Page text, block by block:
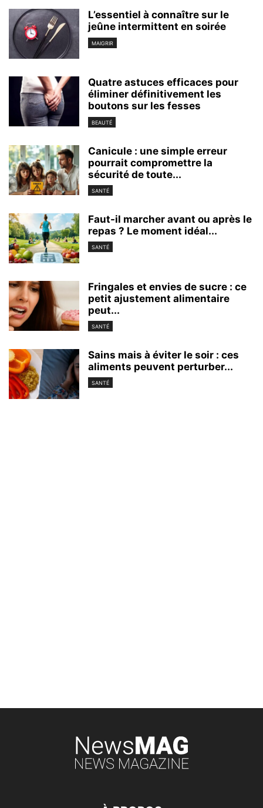
L’essentiel à connaître sur le
jeûne intermittent en soirée
MAIGRIR
Quatre astuces efficaces pour
éliminer définitivement les
boutons sur les fesses
BEAUTÉ
Canicule : une simple erreur
pourrait compromettre la
sécurité de toute...
SANTÉ
Faut-il marcher avant ou après le
repas ? Le moment idéal...
SANTÉ
Fringales et envies de sucre : ce
petit ajustement alimentaire
peut...
SANTÉ
Sains mais à éviter le soir : ces
aliments peuvent perturber...
SANTÉ